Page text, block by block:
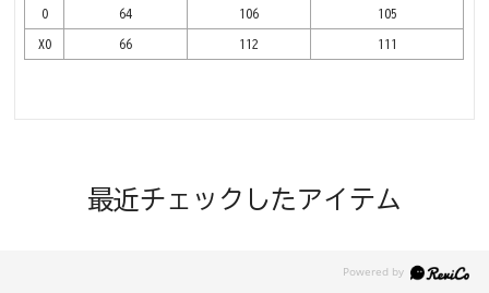
O 64 106 105
XO 66 112 111
最近チェックしたアイテム